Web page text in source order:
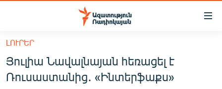
Մատչելիության
հիմնական
բովանդակությանը
Անցնել
հիմնական
ՀԱՅԱՍՏԱՆ
ԼՈՒՐԵՐ
Յուլիա Նավալնայան հեռացել է
Ռուսաստանից․ «Ինտերֆաքս»